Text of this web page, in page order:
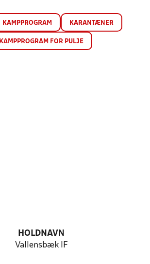
KAMPPROGRAM KARANTÆNER
KAMPPROGRAM FOR PULJE
HOLDNAVN
Vallensbæk IF